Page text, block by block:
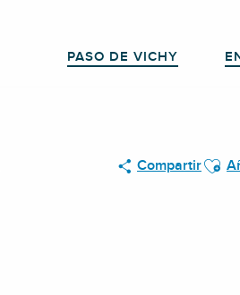
PASO DE VICHY
Compartir